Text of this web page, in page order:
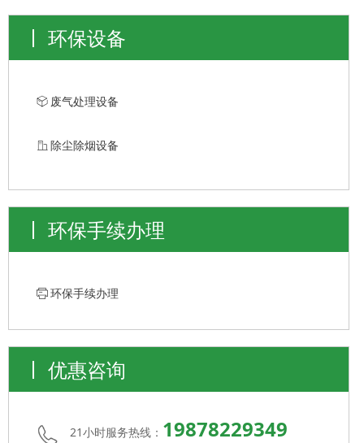
优惠咨询
21小时服务热线： 19878229349
环保设备
ꁦ 废气处理设备
ꀶ 除尘除烟设备
环保手续办理
ꁧ 环保手续办理